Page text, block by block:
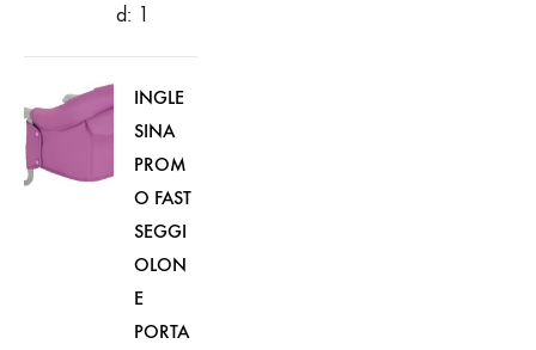
d: 1
INGLE
SINA
PROM
O FAST
SEGGI
OLON
E
PORTA